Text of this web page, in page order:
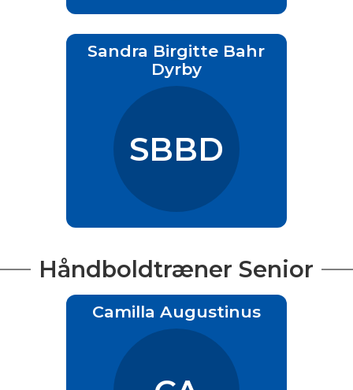
Sandra Birgitte Bahr
Dyrby
SBBD
Håndboldtræner Senior
Camilla Augustinus